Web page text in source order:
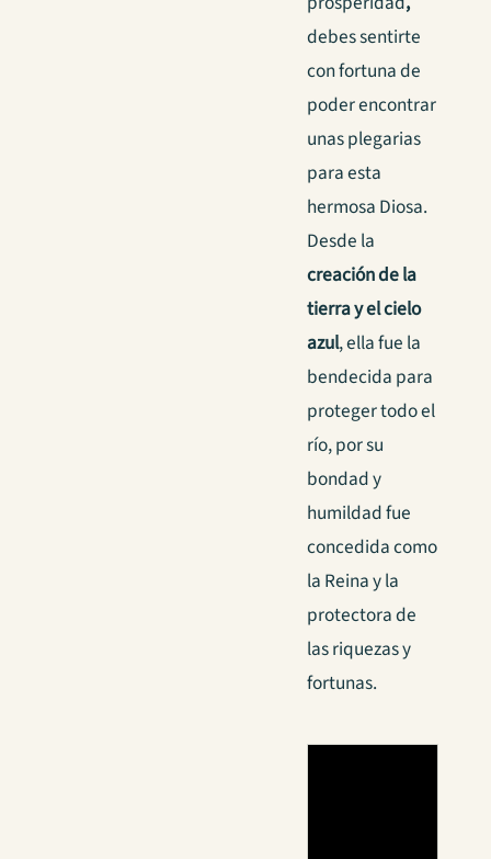
debes sentirte
con fortuna de
poder encontrar
unas plegarias
para esta
hermosa Diosa.
Desde la
creación de la
tierra y el cielo
azul, ella fue la
bendecida para
proteger todo el
río, por su
bondad y
humildad fue
concedida como
la Reina y la
protectora de
las riquezas y
fortunas.